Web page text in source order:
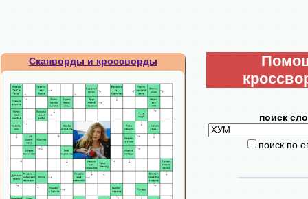
Сканворды и кроссворды
поиск
поиск по